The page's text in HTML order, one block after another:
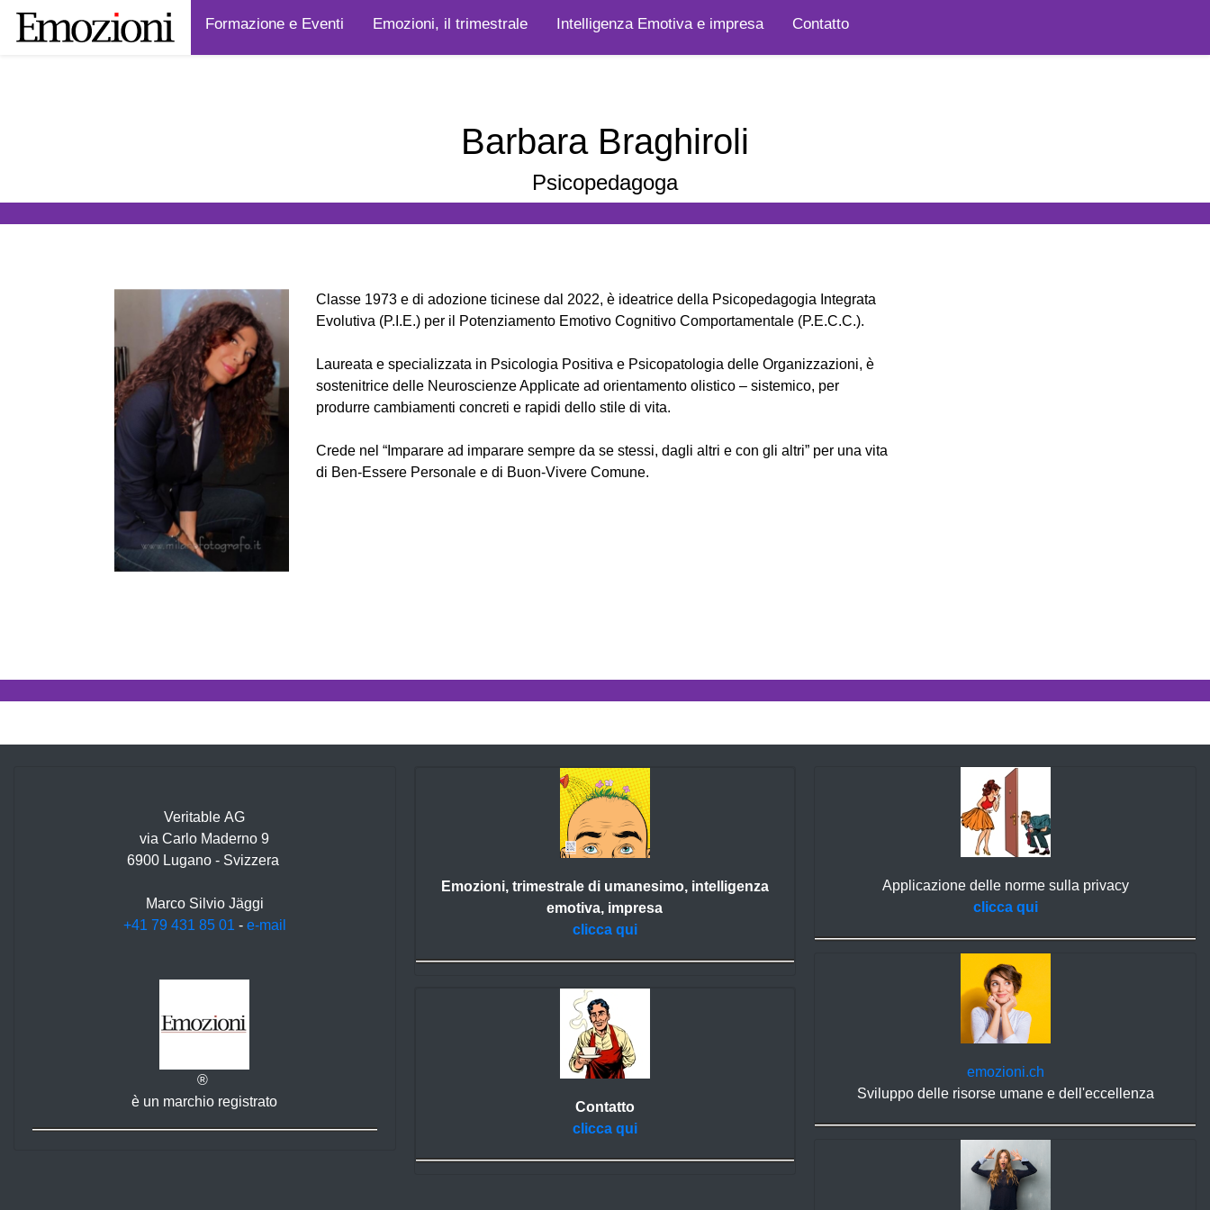
Formazione e Eventi Emozioni, il trimestrale Intelligenza Emotiva e impresa Contatto
Barbara Braghiroli
Psicopedagoga
Classe 1973 e di adozione ticinese dal 2022, è ideatrice della Psicopedagogia Integrata
Evolutiva (P.I.E.) per il Potenziamento Emotivo Cognitivo Comportamentale (P.E.C.C.).
Laureata e specializzata in Psicologia Positiva e Psicopatologia delle Organizzazioni, è
sostenitrice delle Neuroscienze Applicate ad orientamento olistico – sistemico, per
produrre cambiamenti concreti e rapidi dello stile di vita.
Crede nel “Imparare ad imparare sempre da se stessi, dagli altri e con gli altri” per una vita
di Ben-Essere Personale e di Buon-Vivere Comune.
Veritable AG
via Carlo Maderno 9
6900 Lugano - Svizzera
Marco Silvio Jäggi
+41 79 431 85 01 - e-mail
®
è un marchio registrato
Emozioni, trimestrale di umanesimo, intelligenza
emotiva, impresa
clicca qui
Contatto
clicca qui
Applicazione delle norme sulla privacy
clicca qui
emozioni.ch
Sviluppo delle risorse umane e dell'eccellenza